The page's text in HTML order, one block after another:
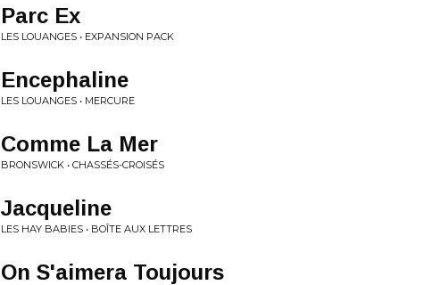
Parc Ex
LES LOUANGES • EXPANSION PACK
Encephaline
LES LOUANGES • MERCURE
Comme La Mer
BRONSWICK • CHASSÉS​-​CROISÉS
Jacqueline
LES HAY BABIES • BOÎTE AUX LETTRES
On S'aimera Toujours